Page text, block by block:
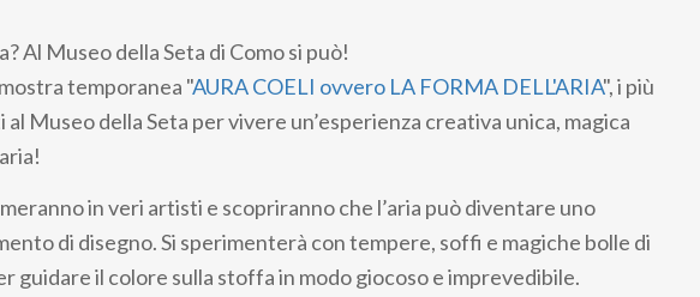
Al Museo della Seta di Como si può!
temporanea "AURA COELI ovvero LA FORMA DELL'ARIA", i più
Museo della Seta per vivere un’esperienza creativa unica, magica
in veri artisti e scopriranno che l’aria può diventare uno
di disegno. Si sperimenterà con tempere, soffi e magiche bolle di
guidare il colore sulla stoffa in modo giocoso e imprevedibile.